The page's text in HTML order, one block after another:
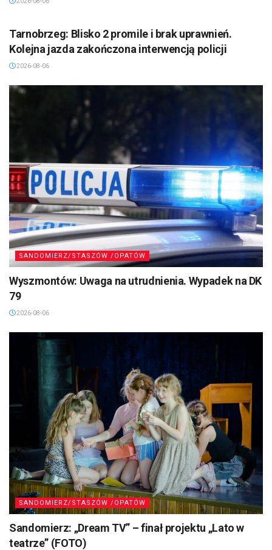
Tarnobrzeg: Blisko 2 promile i brak uprawnień.
Kolejna jazda zakończona interwencją policji
2026-08-06
SANDOMIERZ/STASZÓW /OPATÓW
Wyszmontów: Uwaga na utrudnienia. Wypadek na DK
79
2026-08-06
SANDOMIERZ/STASZÓW /OPATÓW
Sandomierz: „Dream TV” – finał projektu „Lato w
teatrze” (FOTO)